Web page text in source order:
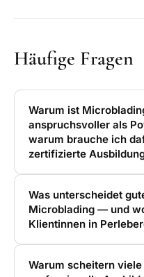
Häufige Fragen
Warum ist
anspruchsvoller als
warum brauche ich
zertifizierte
Was unterscheidet
Microblading — und
Klientinnen in
Warum scheitern